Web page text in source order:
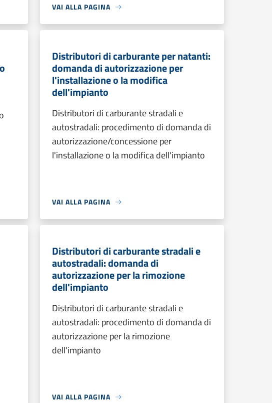
VAI ALLA PAGINA
Distributori di carburante per natanti:
domanda di autorizzazione per
l'installazione o la modifica
dell'impianto
Distributori di carburante stradali e
autostradali: procedimento di domanda di
autorizzazione/concessione per
l'installazione o la modifica dell'impianto
VAI ALLA PAGINA
Distributori di carburante stradali e
autostradali: domanda di
autorizzazione per la rimozione
dell'impianto
Distributori di carburante stradali e
autostradali: procedimento di domanda di
autorizzazione per la rimozione
dell'impianto
VAI ALLA PAGINA